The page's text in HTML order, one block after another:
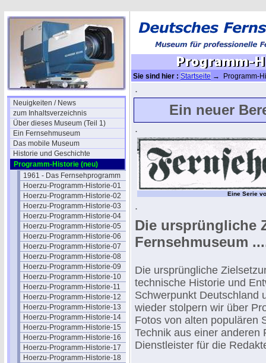
Neuigkeiten / News
zum Inhaltsverzeichnis
Über dieses Museum (Teil 1)
Ein Fernsehmuseum
Das mobile Museum
Historie und Geschichte
Programm-Historie (neu)
1961 - Das Fernsehprogramm
Hoerzu-Programm-Historie-01
Hoerzu-Programm-Historie-02
Hoerzu-Programm-Historie-03
Hoerzu-Programm-Historie-04
Hoerzu-Programm-Historie-05
Hoerzu-Programm-Historie-06
Hoerzu-Programm-Historie-07
Hoerzu-Programm-Historie-08
Hoerzu-Programm-Historie-09
Hoerzu-Programm-Historie-10
Hoerzu-Programm-Historie-11
Hoerzu-Programm-Historie-12
Hoerzu-Programm-Historie-13
Hoerzu-Programm-Historie-14
Hoerzu-Programm-Historie-15
Hoerzu-Programm-Historie-16
Hoerzu-Programm-Historie-17
Hoerzu-Programm-Historie-18
Sie sind hier : Startseite → Programm-
.
Ein neuer
.
Eine Serie
.
Die ursprüngliche
Fernsehmuseum
Die ursprüngliche
technische Historie und
Schwerpunkt Deutschland
wieder stolpern wir über
Fotos von alten populären
Technik aus einer anderen
Dienstleister für die